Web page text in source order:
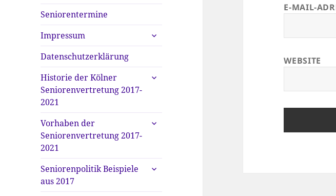
Seniorentermine
Impressum
untermenü
anzeigen
Datenschutzerklärung
Historie der Kölner
Seniorenvertretung 2017-
2021
untermenü
Vorhaben der
Seniorenvertretung 2017-
2021
untermenü
Seniorenpolitik Beispiele
aus 2017
untermenü
E-MAIL-
WEBSITE